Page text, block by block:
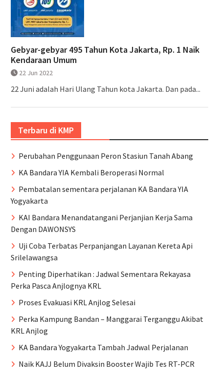
Gebyar-gebyar 495 Tahun Kota Jakarta, Rp. 1 Naik
Kendaraan Umum
22 Jun 2022
22 Juni adalah Hari Ulang Tahun kota Jakarta. Dan pada...
Terbaru di KMP
Perubahan Penggunaan Peron Stasiun Tanah Abang
KA Bandara YIA Kembali Beroperasi Normal
Pembatalan sementara perjalanan KA Bandara YIA
Yogyakarta
KAI Bandara Menandatangani Perjanjian Kerja Sama
Dengan DAWONSYS
Uji Coba Terbatas Perpanjangan Layanan Kereta Api
Srilelawangsa
Penting Diperhatikan : Jadwal Sementara Rekayasa
Perka Pasca Anjlognya KRL
Proses Evakuasi KRL Anjlog Selesai
Perka Kampung Bandan – Manggarai Terganggu Akibat
KRL Anjlog
KA Bandara Yogyakarta Tambah Jadwal Perjalanan
Naik KAJJ Belum Divaksin Booster Wajib Tes RT-PCR